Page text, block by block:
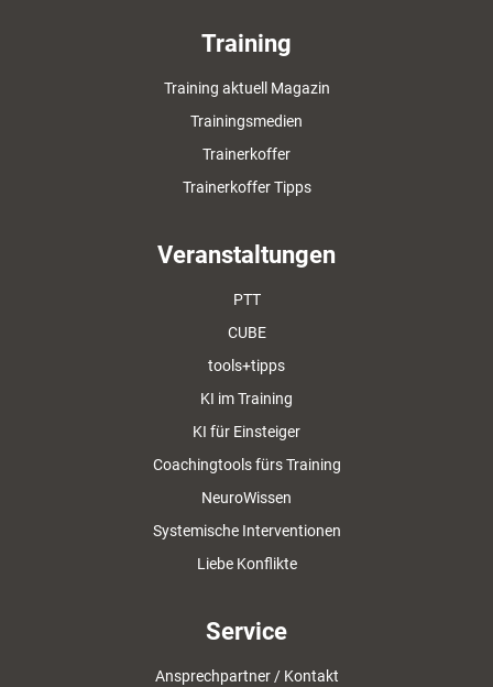
Training
Training aktuell Magazin
Trainingsmedien
Trainerkoffer
Trainerkoffer Tipps
Veranstaltungen
PTT
CUBE
tools+tipps
KI im Training
KI für Einsteiger
Coachingtools fürs Training
NeuroWissen
Systemische Interventionen
Liebe Konflikte
Service
Ansprechpartner / Kontakt